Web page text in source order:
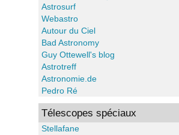
Astrosurf
Webastro
Autour du Ciel
Bad Astronomy
Guy Ottewell's blog
Astrotreff
Astronomie.de
Pedro Ré
Télescopes spéciaux
Stellafane